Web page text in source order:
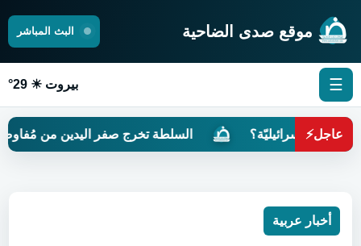
موقع صدى الضاحية البث المباشر
☰ بيروت ☀ 29°
عاجل⚡
إسرائيليّة؟ السلطة تخرج صفر اليدين من مُفاوضات
أخبار عربية